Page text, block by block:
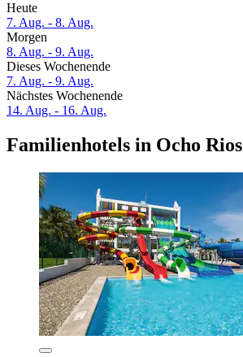
Heute
7. Aug. - 8. Aug.
Morgen
8. Aug. - 9. Aug.
Dieses Wochenende
7. Aug. - 9. Aug.
Nächstes Wochenende
14. Aug. - 16. Aug.
Familienhotels in Ocho Rios